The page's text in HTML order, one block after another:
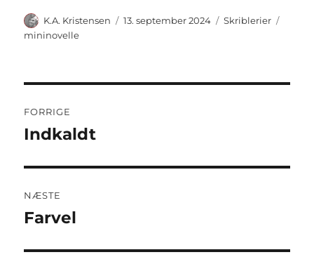
Forfatter
K.A. Kristensen Udgivet
13. september 2024 Kategorier
Skriblerier
mininovelle
FORRIGE
Forrige
Indkaldt
NÆSTE
Næste
Farvel